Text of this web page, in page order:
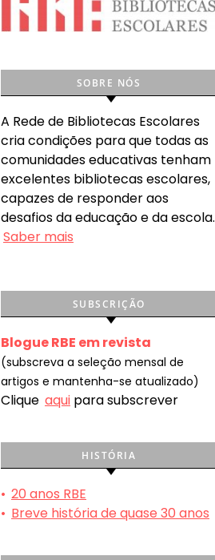
SOBRE NÓS
A Rede de Bibliotecas Escolares
cria condições para que todas as
comunidades educativas tenham
excelentes bibliotecas escolares,
capazes de responder aos
desafios da educação e da escola.
Saber mais
SUBSCRIÇÃO
Blogue RBE em revista
(subscreva a seleção mensal de
artigos e mantenha-se atualizado)
Clique aqui para subscrever
HISTÓRIA
• 20 anos RBE
• Breve história de quase 30 anos